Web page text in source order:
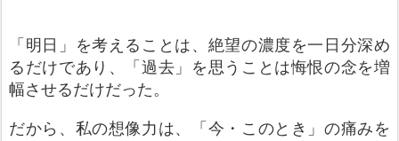
「明日」を考えることは、絶望の濃度を一日分深め
るだけであり、「過去」を思うことは悔恨の念を増
幅させるだけだった。
だから、私の想像力は、「今・このとき」の痛みを